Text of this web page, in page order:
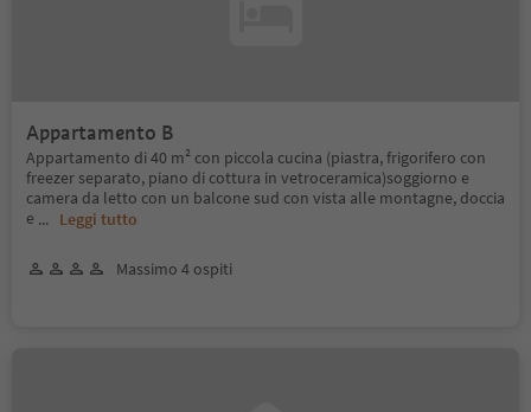
Appartamento B
Appartamento di 40 m² con piccola cucina (piastra, frigorifero con
freezer separato, piano di cottura in vetroceramica)soggiorno e
camera da letto con un balcone sud con vista alle montagne, doccia
e ... Leggi tutto
Massimo 4 ospiti